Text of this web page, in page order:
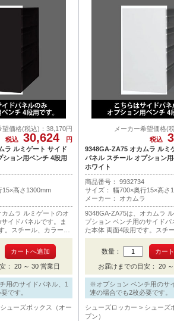
望価格(税込)：38,170円
税込
30,624
円
ラ ルミゲート サイド
ョン用ベンチ 4段用
15×高さ1300mm
ムラ ルミゲートのオ
イドパネルです。ま
。スチール、カラーは
場合でも2枚必要です。
： 20 ～ 30 営業日
用のサイドパネル、1
です。
シューズボックス（オー
メーカー希望価格(
税込
9348GA-ZA75 オカムラ ルミ
パネル スチール オプション
ホワイト
商品番号： 9932734
サイズ： 幅700×奥行15×高さ
メーカー： オカムラ
9348GA-ZA75は、オカムラ
プション ベンチ用のサイドパ
た本体 両面4段用です。スチ
ホワイトです。1連の場合で
数量：
お届けまでの目安： 20
※オプション ベンチ用のサ
連の場合でも2枚必要です。
シューズロッカー
シューズ
プン）